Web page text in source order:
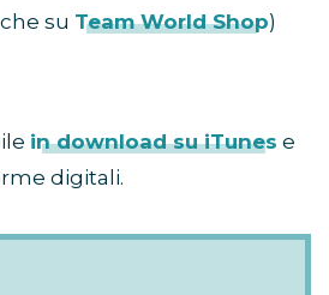
su Team World Shop)
in download su iTunes e
digitali.